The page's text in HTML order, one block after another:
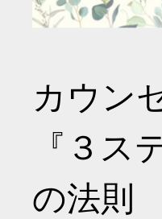
カウン
『３
の法則